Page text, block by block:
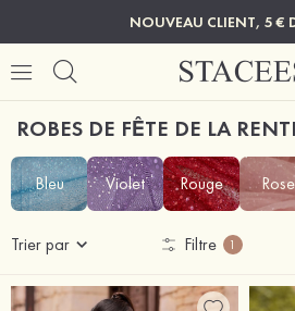
NOUVEAU CLIENT, 5 €
ROBES DE FÊTE DE LA
Bleu Violet Rouge Rose
Trier par Filtre 1